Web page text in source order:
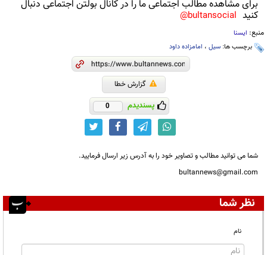
برای مشاهده مطالب اجتماعی ما را در کانال بولتن اجتماعی دنبال
کنید bultansocial@
منبع: ایسنا
برچسب ها: سیل ، امامزاده داود
گزارش خطا
پسندیدم 0
شما می توانید مطالب و تصاویر خود را به آدرس زیر ارسال فرمایید.
bultannews@gmail.com
نظر شما
نام